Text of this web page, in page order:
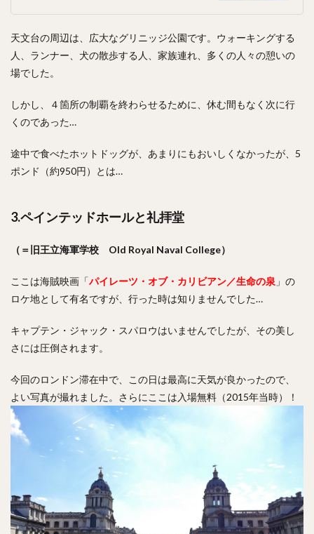
天文台の周辺は、広大なグリニッジ公園です。ウォーキングする
人、ランナー、犬の散歩する人、家族連れ、多くの人々の憩いの
場でした。
しかし、４箇所の制覇を終わらせるために、休む間もなく次に行
くのであった…
途中で食べたホットドッグが、あまりにもおいしくなかったが、5
ポンド（約950円）とは…
3.ペインテッドホールと礼拝堂
（＝旧王立海軍学校 Old Royal Naval College）
ここは海賊映画「パイレーツ・オブ・カリビアン／生命の泉 」の
ロケ地として有名ですが、行った時は知りませんでした…
キャプテン・ジャック・スパロウはいませんでしたが、その美し
さには圧倒されます。
今回のロンドン滞在中で、この日は最高に天気が良かったので、
よい写真が撮れました。さらにここは入場無料（2015年当時）！